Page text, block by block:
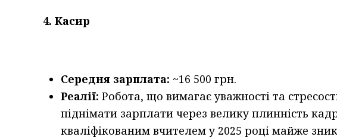
4. Касир
Середня зарплата: ~16 500 грн.
Реалії: Робота, що вимагає уважності та
піднімати зарплати через велику плинність
кваліфікованим вчителем у 2025 році майже